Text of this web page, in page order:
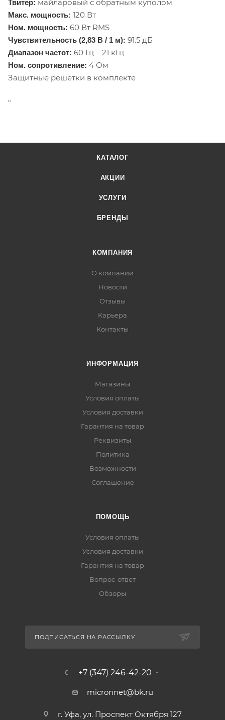
Твитер: майларовый с обратным куполом
Макс. мощность: 120 Вт
Ном. мощность: 60 Вт RMS
Чувствительность (2,83 В / 1 м): 91.5 дБ
Диапазон частот: 60 Гц – 21 кГц
Ном. сопротивление: 4 Ом
Защитные решетки в комплекте
"
КАТАЛОГ
АКЦИИ
УСЛУГИ
БРЕНДЫ
КОМПАНИЯ
О компании
Новости
Отзывы
Карьера
Контакты
ИНФОРМАЦИЯ
Магазины
Условия оплаты
Условия доставки
Гарантия на товар
Реквизиты
Политика
Возможности
Соглашение
ПОМОЩЬ
Условия оплаты
Условия доставки
Гарантия на товар
Вопрос-ответ
Обзоры
ПОДПИСАТЬСЯ НА РАССЫЛКУ
+7 (347) 246-42-20
micronnet@bk.ru
г. Уфа, ул. Проспект Октября 127